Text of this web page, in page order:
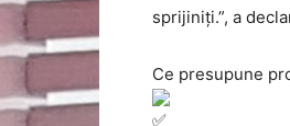
sprijiniți.”, a
Ce presupune